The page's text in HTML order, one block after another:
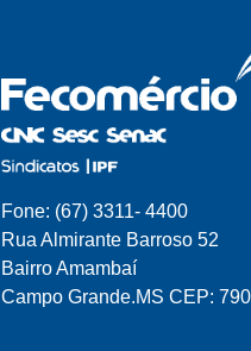
Fone: (67) 3311- 4400
Rua Almirante Barroso 52
Bairro Amambaí
Campo Grande.MS CEP: